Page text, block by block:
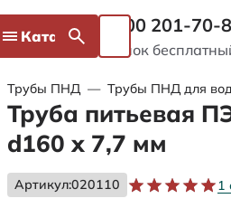
Каталог 8 800 201-70-
Звонок
Трубы ПНД — Трубы ПНД для
Труба питьевая
d160 х 7,7 мм
Артикул:020110 1